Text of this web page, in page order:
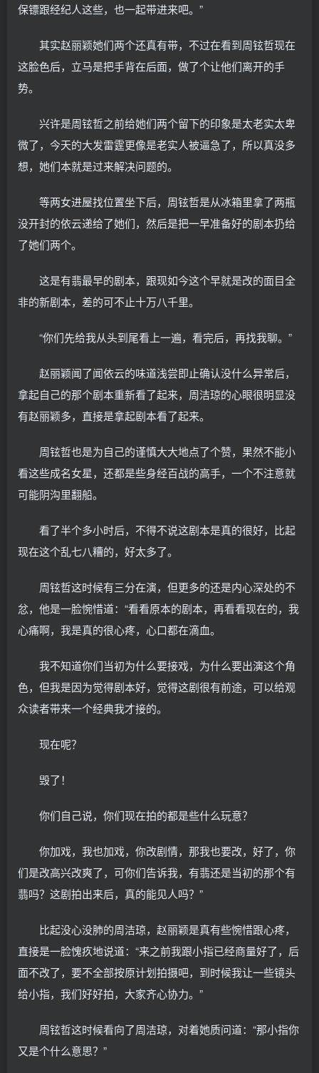
保镖跟经纪人这些，也一起带进来吧。”
其实赵丽颖她们两个还真有带，不过在看到周铉哲现在
这脸色后，立马是把手背在后面，做了个让他们离开的手
势。
兴许是周铉哲之前给她们两个留下的印象是太老实太卑
微了，今天的大发雷霆更像是老实人被逼急了，所以真没多
想，她们本就是过来解决问题的。
等两女进屋找位置坐下后，周铉哲是从冰箱里拿了两瓶
没开封的依云递给了她们，然后是把一早准备好的剧本扔给
了她们两个。
这是有翡最早的剧本，跟现如今这个早就是改的面目全
非的新剧本，差的可不止十万八千里。
“你们先给我从头到尾看上一遍，看完后，再找我聊。”
赵丽颖闻了闻依云的味道浅尝即止确认没什么异常后，
拿起自己的那个剧本重新看了起来，周洁琼的心眼很明显没
有赵丽颖多，直接是拿起剧本看了起来。
周铉哲也是为自己的谨慎大大地点了个赞，果然不能小
看这些成名女星，还都是些身经百战的高手，一个不注意就
可能阴沟里翻船。
看了半个多小时后，不得不说这剧本是真的很好，比起
现在这个乱七八糟的，好太多了。
周铉哲这时候有三分在演，但更多的还是内心深处的不
忿，他是一脸惋惜道：“看看原本的剧本，再看看现在的，我
心痛啊，我是真的很心疼，心口都在滴血。
我不知道你们当初为什么要接戏，为什么要出演这个角
色，但我是因为觉得剧本好，觉得这剧很有前途，可以给观
众读者带来一个经典我才接的。
现在呢？
毁了！
你们自己说，你们现在拍的都是些什么玩意？
你加戏，我也加戏，你改剧情，那我也要改，好了，你
们是改高兴改爽了，可你们告诉我，有翡还是当初的那个有
翡吗？这剧拍出来后，真的能见人吗？”
比起没心没肺的周洁琼，赵丽颖是真有些惋惜跟心疼，
直接是一脸愧疚地说道：“来之前我跟小指已经商量好了，后
面不改了，要不全部按原计划拍摄吧，到时候我让一些镜头
给小指，我们好好拍，大家齐心协力。”
周铉哲这时候看向了周洁琼，对着她质问道：“那小指你
又是个什么意思？”